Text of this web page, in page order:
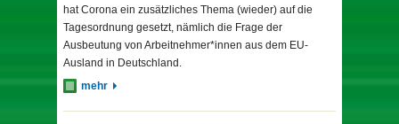
hat Corona ein zusätzliches Thema (wieder) auf die
Tagesordnung gesetzt, nämlich die Frage der
Ausbeutung von Arbeitnehmer*innen aus dem EU-
Ausland in Deutschland.
mehr